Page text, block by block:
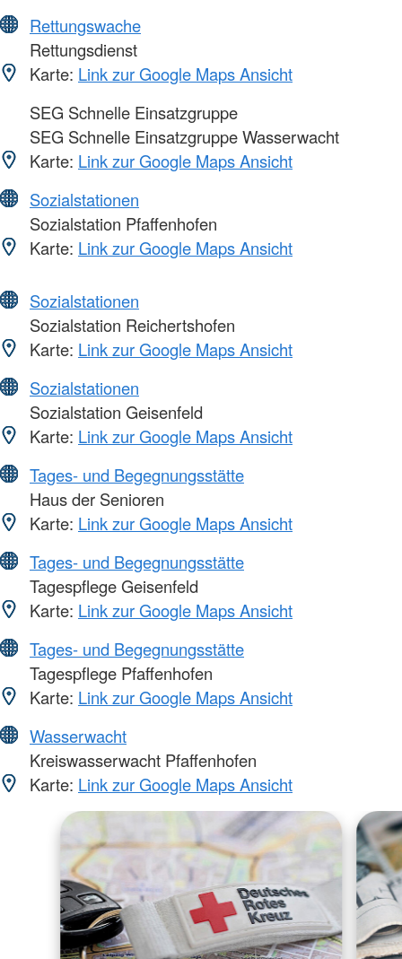
Rettungswache
Rettungsdienst
Karte: Link zur Google Maps Ansicht
SEG Schnelle Einsatzgruppe
SEG Schnelle Einsatzgruppe Wasserwacht
Karte: Link zur Google Maps Ansicht
Sozialstationen
Sozialstation Pfaffenhofen
Karte: Link zur Google Maps Ansicht
Sozialstationen
Sozialstation Reichertshofen
Karte: Link zur Google Maps Ansicht
Sozialstationen
Sozialstation Geisenfeld
Karte: Link zur Google Maps Ansicht
Tages- und Begegnungsstätte
Haus der Senioren
Karte: Link zur Google Maps Ansicht
Tages- und Begegnungsstätte
Tagespflege Geisenfeld
Karte: Link zur Google Maps Ansicht
Tages- und Begegnungsstätte
Tagespflege Pfaffenhofen
Karte: Link zur Google Maps Ansicht
Wasserwacht
Kreiswasserwacht Pfaffenhofen
Karte: Link zur Google Maps Ansicht